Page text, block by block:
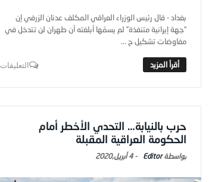
بغداد - قال رئيس الوزراء العراقي المكلف عدنان الزرفي إن
“جهة إيرانية متنفذة” لم يسمّها أبلغته أن طهران لن تتدخل في
مفاوضات تشكيل ح ...
التعليقات
حرب بالنيابة… التحدي الأخطر أمام
الحكومة العراقية المقبلة
Editor
-4 أبريل,2020